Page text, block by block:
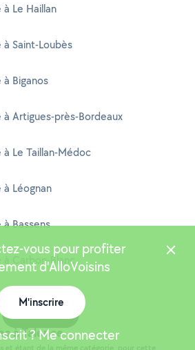
Le Haillan
Saint-Loubès
Biganos
Artigues-près-Bordeaux
Le Taillan-Médoc
Léognan
Bassens
à Carbon-Blanc
à Le Pian-Médoc
à Talence
vous pour profiter
d'AlloVoisins
M'inscrire
? Me connecter